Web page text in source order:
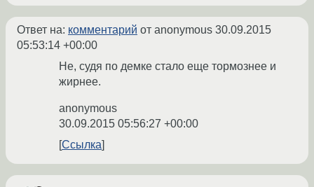
Ответ на: комментарий от anonymous 30.09.2015
05:53:14 +00:00
Не, судя по демке стало еще тормознее и
жирнее.
anonymous
30.09.2015 05:56:27 +00:00
Ссылка